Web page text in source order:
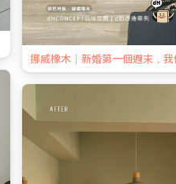
挪威橡木｜新婚第一個週末，